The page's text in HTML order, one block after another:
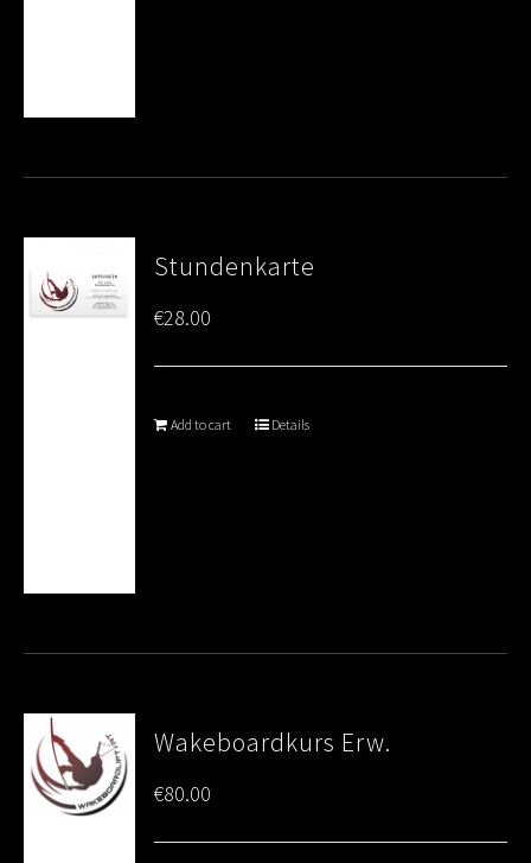
Stundenkarte
€28.00
Add to cart Details
Wakeboardkurs Erw.
€80.00